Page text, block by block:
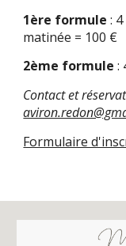
1ère formule :
matinée = 100 €
2ème formule :
Contact et
Formulaire